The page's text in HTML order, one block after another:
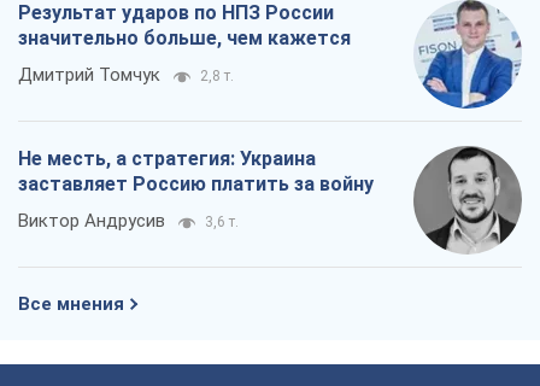
Результат ударов по НПЗ России
значительно больше, чем кажется
Дмитрий Томчук 2,8 т.
Не месть, а стратегия: Украина
заставляет Россию платить за войну
Виктор Андрусив 3,6 т.
Все мнения